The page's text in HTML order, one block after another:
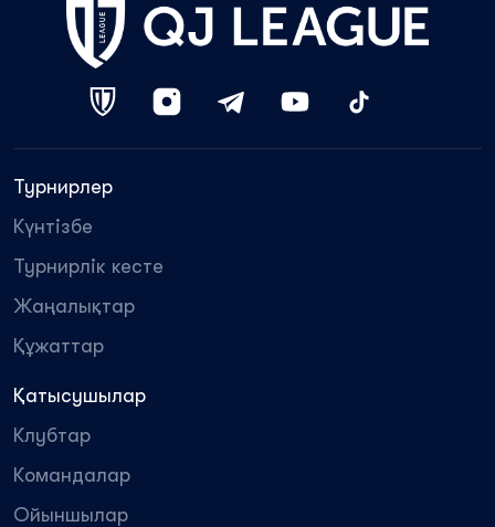
Турнирлер
Күнтізбе
Турнирлік кесте
Жаңалықтар
Құжаттар
Қатысушылар
Клубтар
Командалар
Ойыншылар